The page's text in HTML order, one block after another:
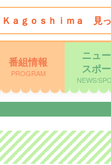
Ｋａｇｏｓｈｉｍａ 見
番組情報
PROGRAM
ニュ
スポ
NEWS/